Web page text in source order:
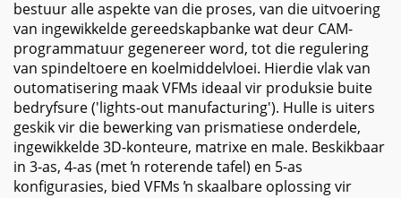
bestuur alle aspekte van die proses, van die uitvoering
van ingewikkelde gereedskapbanke wat deur CAM-
programmatuur gegenereer word, tot die regulering
van spindeltoere en koelmiddelvloei. Hierdie vlak van
outomatisering maak VFMs ideaal vir produksie buite
bedryfsure ('lights-out manufacturing'). Hulle is uiters
geskik vir die bewerking van prismatiese onderdele,
ingewikkelde 3D-konteure, matrixe en male. Beskikbaar
in 3-as, 4-as (met ŉ roterende tafel) en 5-as
konfigurasies, bied VFMs ŉ skaalbare oplossing vir